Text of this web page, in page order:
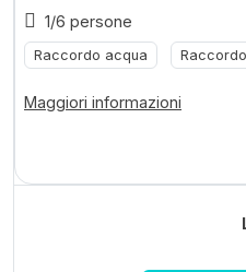
1/6 persone
Raccordo acqua
Maggiori informazioni